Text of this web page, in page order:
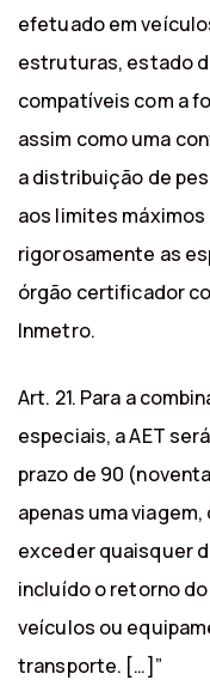
efetuado em
estruturas, estado
compatíveis com a
assim como uma
a distribuição de
aos limites máximos
rigorosamente as
órgão certificador
Inmetro.
Art. 21. Para a
especiais, a AET
prazo de 90
apenas uma
exceder quaisquer
incluído o retorno
veículos ou
transporte. […]”